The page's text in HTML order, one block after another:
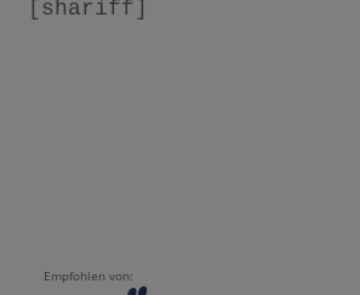
[shariff]
Empfohlen von: